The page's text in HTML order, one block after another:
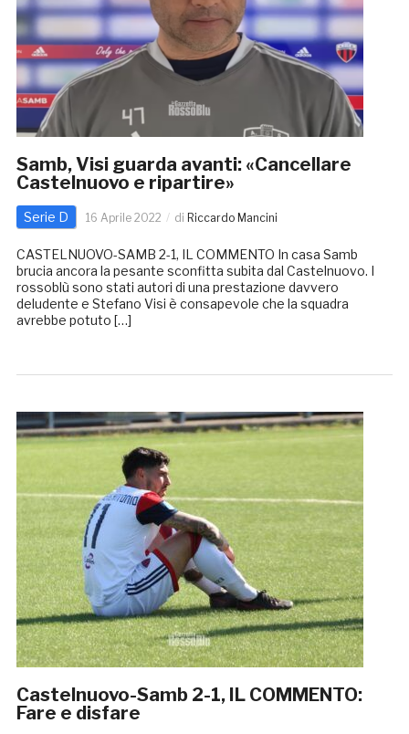
Samb, Visi guarda avanti: «Cancellare
Castelnuovo e ripartire»
Serie D 16 Aprile 2022 di Riccardo Mancini
CASTELNUOVO-SAMB 2-1, IL COMMENTO In casa Samb
brucia ancora la pesante sconfitta subita dal Castelnuovo. I
rossoblù sono stati autori di una prestazione davvero
deludente e Stefano Visi è consapevole che la squadra
avrebbe potuto […]
Castelnuovo-Samb 2-1, IL COMMENTO:
Fare e disfare